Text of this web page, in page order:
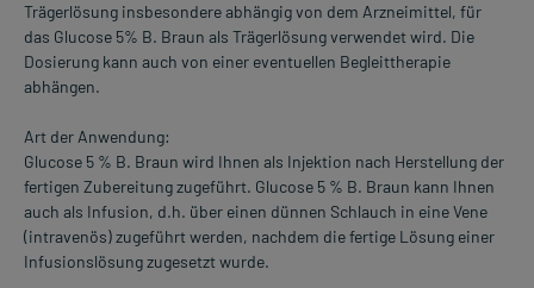
Trägerlösung insbesondere abhängig von dem Arzneimittel, für
das Glucose 5% B. Braun als Trägerlösung verwendet wird. Die
Dosierung kann auch von einer eventuellen Begleittherapie
abhängen.
Art der Anwendung:
Glucose 5 % B. Braun wird Ihnen als Injektion nach Herstellung der
fertigen Zubereitung zugeführt. Glucose 5 % B. Braun kann Ihnen
auch als Infusion, d.h. über einen dünnen Schlauch in eine Vene
(intravenös) zugeführt werden, nachdem die fertige Lösung einer
Infusionslösung zugesetzt wurde.